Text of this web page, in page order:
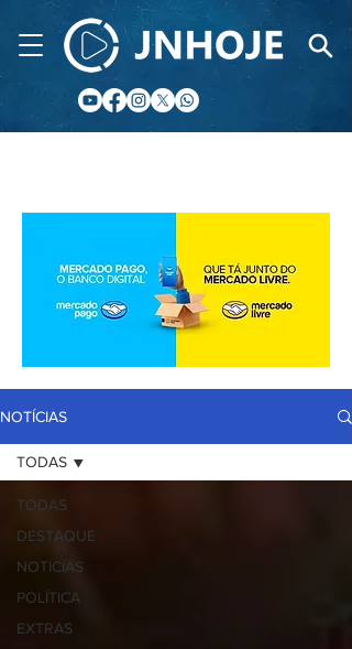
NOTÍCIAS
TODAS
DESTAQUE
NOTÍCIAS
POLÍTICA
EXTRAS
TODAS